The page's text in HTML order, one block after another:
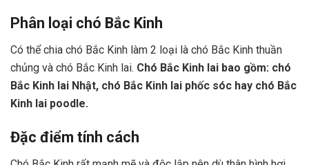
Phân loại chó Bắc Kinh
Có thể chia chó Bắc Kinh làm 2 loại là chó Bắc Kinh thuần
chủng và chó Bắc Kinh lai. Chó Bắc Kinh lai bao gồm: chó
Bắc Kinh lai Nhật, chó Bắc Kinh lai phốc sóc hay chó Bắc
Kinh lai poodle.
Đặc điểm tính cách